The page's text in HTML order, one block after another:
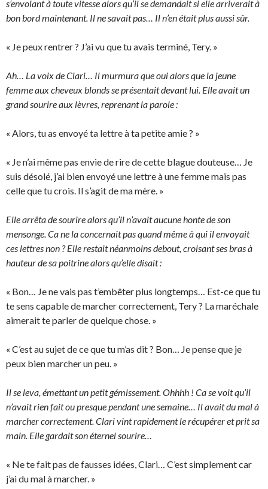
s’envolant à toute vitesse alors qu’il se demandait si elle arriverait à
bon bord maintenant. Il ne savait pas… Il n’en était plus aussi sûr.
« Je peux rentrer ? J’ai vu que tu avais terminé, Tery. »
Ah… La voix de Clari… Il murmura que oui alors que la jeune
femme aux cheveux blonds se présentait devant lui. Elle avait un
grand sourire aux lèvres, reprenant la parole :
« Alors, tu as envoyé ta lettre à ta petite amie ? »
« Je n’ai même pas envie de rire de cette blague douteuse… Je
suis désolé, j’ai bien envoyé une lettre à une femme mais pas
celle que tu crois. Il s’agit de ma mère. »
Elle arrêta de sourire alors qu’il n’avait aucune honte de son
mensonge. Ca ne la concernait pas quand même à qui il envoyait
ces lettres non ? Elle restait néanmoins debout, croisant ses bras à
hauteur de sa poitrine alors qu’elle disait :
« Bon… Je ne vais pas t’embêter plus longtemps… Est-ce que tu
te sens capable de marcher correctement, Tery ? La maréchale
aimerait te parler de quelque chose. »
« C’est au sujet de ce que tu m’as dit ? Bon… Je pense que je
peux bien marcher un peu. »
Il se leva, émettant un petit gémissement. Ohhhh ! Ca se voit qu’il
n’avait rien fait ou presque pendant une semaine… Il avait du mal à
marcher correctement. Clari vint rapidement le récupérer et prit sa
main. Elle gardait son éternel sourire…
« Ne te fait pas de fausses idées, Clari… C’est simplement car
j’ai du mal à marcher. »